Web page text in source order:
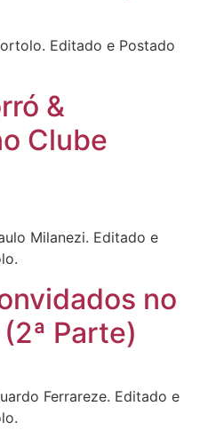
Editado e Postado
&
Clube
Milanezi. Editado e
no
Parte)
Ferrareze. Editado e